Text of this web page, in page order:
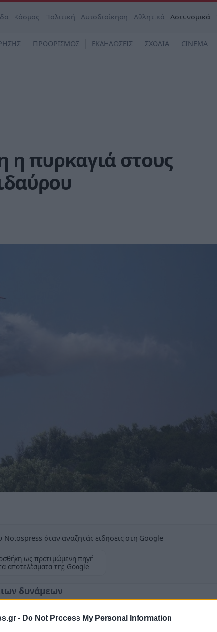
- Do Not Process My Personal Information
Κόσμος Πολιτική Αυτοδιοίκηση Αθλητικά Αστυνομικά
ΠΡΟΟΡΙΣΜΟΣ ΕΚΔΗΛΩΣΕΙΣ ΣΧΟΛΙΑ CINEMA
η πυρκαγιά στους
όταν αναζητάς ειδήσεις στη Google
ως προτιμώμενη πηγή
αποτελέσματα της Google
δυνάμεων